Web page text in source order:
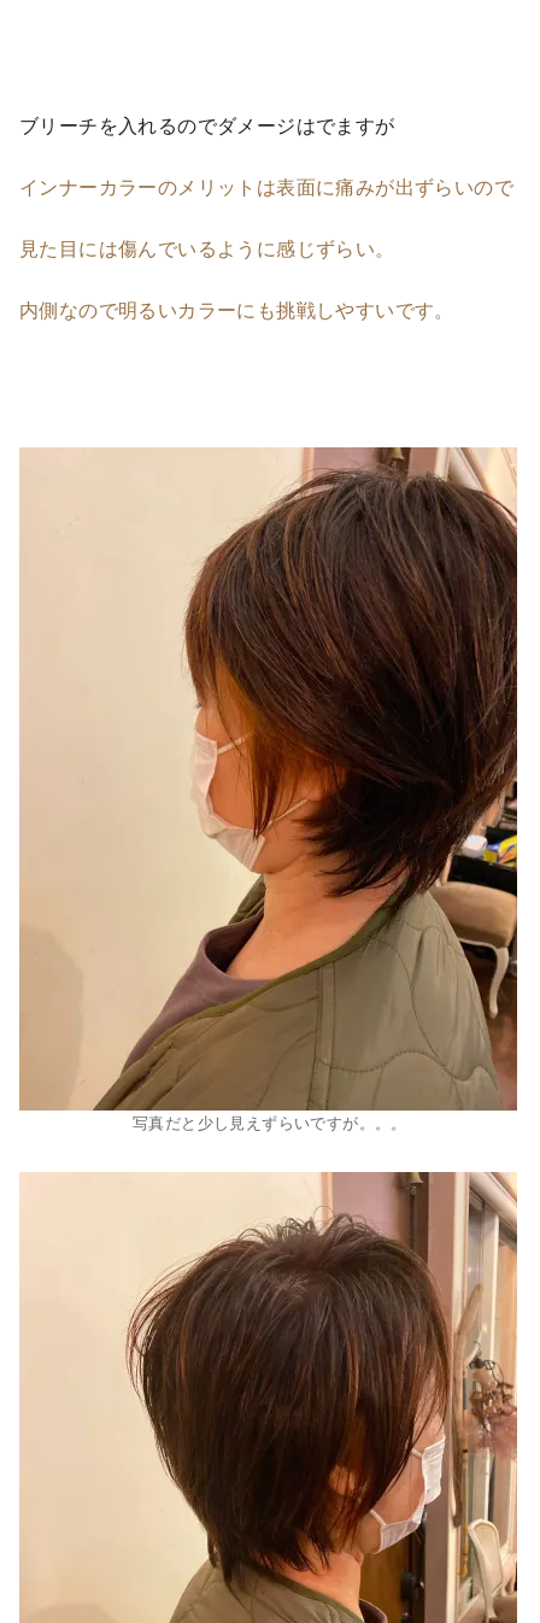
ブリーチを入れるのでダメージはでますが
インナーカラーのメリットは表面に痛みが出ずらいので
見た目には傷んでいるように感じずらい。
内側なので明るいカラーにも挑戦しやすいです。
写真だと少し見えずらいですが。。。